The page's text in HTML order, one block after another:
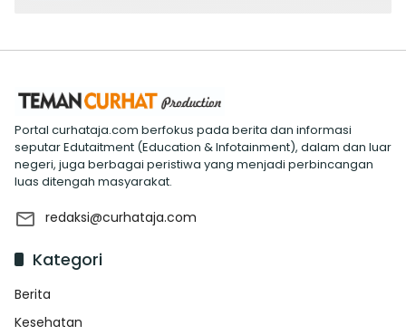
Portal curhataja.com berfokus pada berita dan informasi
seputar Edutaitment (Education & Infotainment), dalam dan luar
negeri, juga berbagai peristiwa yang menjadi perbincangan
luas ditengah masyarakat.
redaksi@curhataja.com
Kategori
Berita
Kesehatan